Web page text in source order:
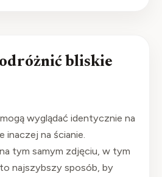
odróżnić bliskie
wyglądać identycznie na
inaczej na ścianie.
tym samym zdjęciu, w tym
najszybszy sposób, by